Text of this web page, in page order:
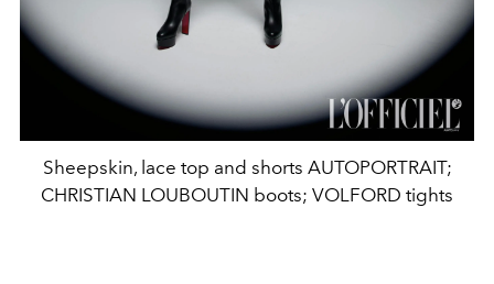
Sheepskin, lace top and shorts AUTOPORTRAIT;
CHRISTIAN LOUBOUTIN boots; VOLFORD tights